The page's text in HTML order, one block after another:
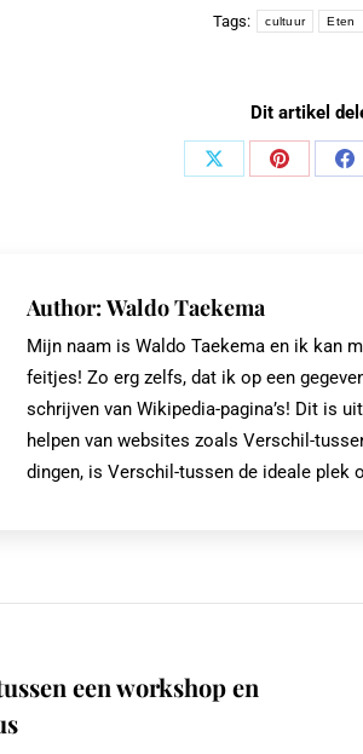
Tags: cultuur Eten
Dit artikel
Share
Share
Author: Waldo Taekema
Mijn naam is Waldo Taekema en ik kan
feitjes! Zo erg zelfs, dat ik op een
schrijven van Wikipedia-pagina’s! Dit is
helpen van websites zoals Verschil-
dingen, is Verschil-tussen de ideale plek
een workshop en